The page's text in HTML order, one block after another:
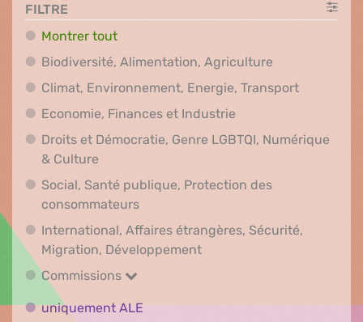
FILTRE
Montrer tout
Biodiversité, Alimentation, Agriculture
Climat, Environnement, Energie, TransportClimat,
Economie, Finances et Industrie
Droits et Démocratie, Genre LGBTQI, Numérique
& CultureDroits et Démocratie, Genre LGBTQI,
Social, Santé publique, Protection des
consommateursSocial, Santé publique, Protection
International, Affaires étrangères, Sécurité,
Migration, DéveloppementInternational, Affaires
Commissions
Commissions
uniquement ALEuniquement ALE